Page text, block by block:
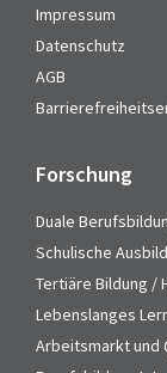
Impressum
Datenschutz
AGB
Forschung
Duale
Schulische
Tertiäre Bildung /
Lebenslanges
Arbeitsmarkt und